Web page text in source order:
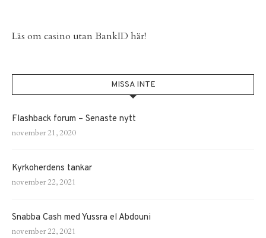
Läs omcasino utan BankID här!
MISSA INTE
Flashback forum – Senaste nytt
november 21, 2020
Kyrkoherdens tankar
november 22, 2021
Snabba Cash med Yussra el Abdouni
november 22, 2021